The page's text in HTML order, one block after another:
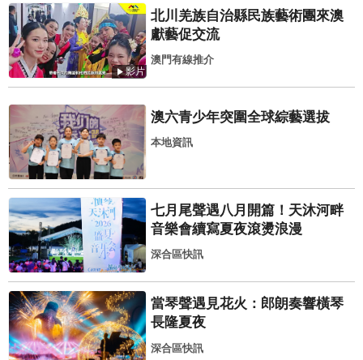
影片
北川羌族自治縣民族藝術團來澳
獻藝促交流
澳門有線推介
澳六青少年突圍全球綜藝選拔
本地資訊
七月尾聲遇八月開篇！天沐河畔
音樂會續寫夏夜滾燙浪漫
深合區快訊
當琴聲遇見花火：郎朗奏響橫琴
長隆夏夜
深合區快訊